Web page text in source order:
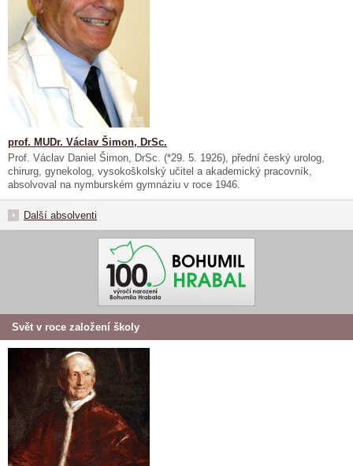
prof. MUDr. Václav Šimon, DrSc.
Prof. Václav Daniel Šimon, DrSc. (*29. 5. 1926), přední český urolog,
chirurg, gynekolog, vysokoškolský učitel a akademický pracovník,
absolvoval na nymburském gymnáziu v roce 1946.
Další absolventi
Svět v roce založení školy